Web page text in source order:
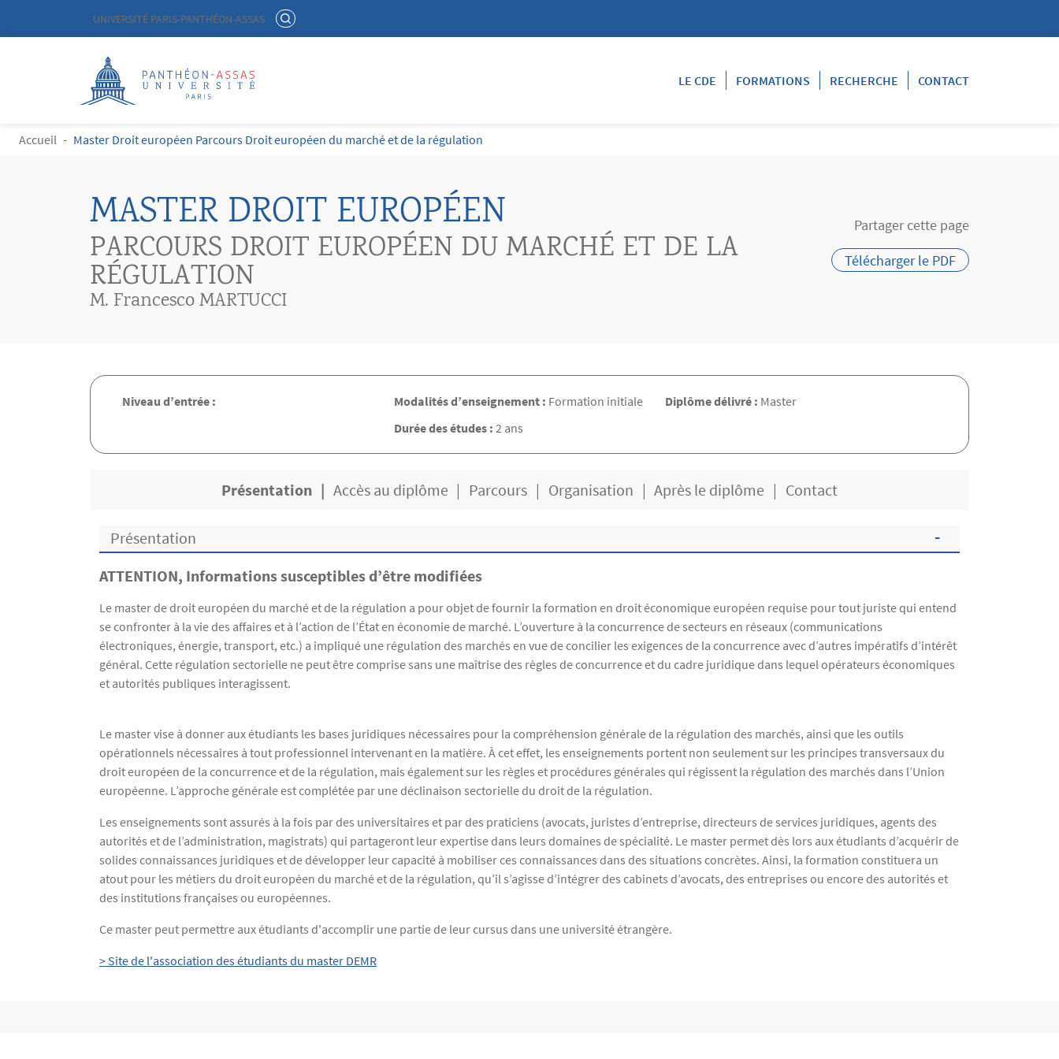
Aller au contenu principal
Menu liste site Custom EN
UNIVERSITÉ PARIS-PANTHÉON-ASSAS RECHERCHER
Logo
LE CDE
FORMATIONS RECHERCHE CONTACT
FIL D'ARIANE
Accueil Master Droit européen Parcours Droit européen du marché et de la régulation
MASTER DROIT EUROPÉEN
PARCOURS DROIT EUROPÉEN DU MARCHÉ ET DE LA
RÉGULATION
M. Francesco MARTUCCI
Partager cette page
Télécharger le PDF
Niveau d’entrée : Modalités d’enseignement : Formation initiale
Durée des études : 2 ans
Diplôme délivré : Master
Présentation Accès au diplôme Parcours Organisation Après le diplôme Contact
Présentation
Présentation
ATTENTION, Informations susceptibles d’être modifiées
Le master de droit européen du marché et de la régulation a pour objet de fournir la formation en droit économique européen requise pour tout juriste qui entend
se confronter à la vie des affaires et à l’action de l’État en économie de marché. L’ouverture à la concurrence de secteurs en réseaux (communications
électroniques, énergie, transport, etc.) a impliqué une régulation des marchés en vue de concilier les exigences de la concurrence avec d’autres impératifs d’intérêt
général. Cette régulation sectorielle ne peut être comprise sans une maîtrise des règles de concurrence et du cadre juridique dans lequel opérateurs économiques
et autorités publiques interagissent.
Le master vise à donner aux étudiants les bases juridiques nécessaires pour la compréhension générale de la régulation des marchés, ainsi que les outils
opérationnels nécessaires à tout professionnel intervenant en la matière. À cet effet, les enseignements portent non seulement sur les principes transversaux du
droit européen de la concurrence et de la régulation, mais également sur les règles et procédures générales qui régissent la régulation des marchés dans l’Union
européenne. L’approche générale est complétée par une déclinaison sectorielle du droit de la régulation.
Les enseignements sont assurés à la fois par des universitaires et par des praticiens (avocats, juristes d’entreprise, directeurs de services juridiques, agents des
autorités et de l’administration, magistrats) qui partageront leur expertise dans leurs domaines de spécialité. Le master permet dès lors aux étudiants d’acquérir de
solides connaissances juridiques et de développer leur capacité à mobiliser ces connaissances dans des situations concrètes. Ainsi, la formation constituera un
atout pour les métiers du droit européen du marché et de la régulation, qu’il s’agisse d’intégrer des cabinets d’avocats, des entreprises ou encore des autorités et
des institutions françaises ou européennes.
Ce master peut permettre aux étudiants d'accomplir une partie de leur cursus dans une université étrangère.
> Site de l'association des étudiants du master DEMR